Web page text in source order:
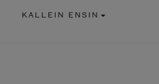
KALLEIN ENSIN